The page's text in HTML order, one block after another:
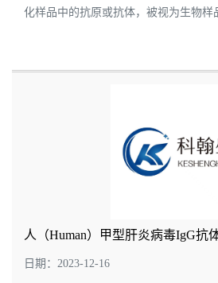
化样品中的抗原或抗体，被视为生物样
人（Human）甲型肝炎病毒IgG抗
ELISA检测试剂盒
日期：2023-12-16